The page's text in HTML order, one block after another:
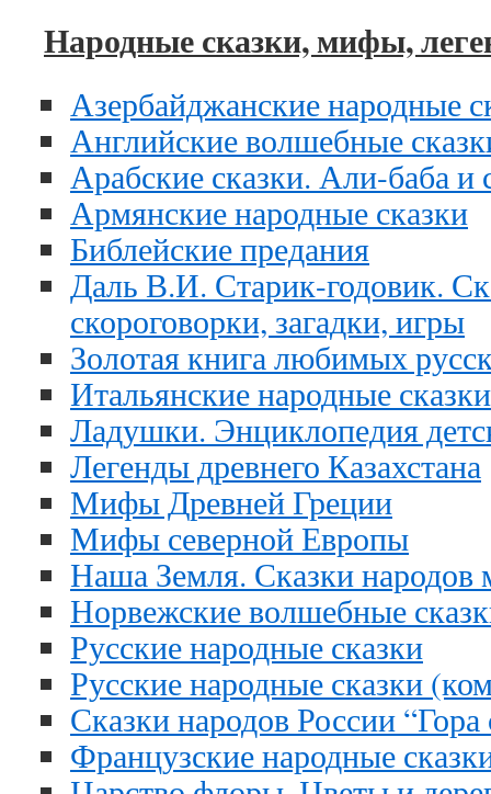
Народные сказки, мифы,
Азербайджанские народные
Английские волшебные
Арабские сказки. Али-баба и
Армянские народные сказки
Библейские предания
Даль В.И. Старик-годовик.
скороговорки, загадки, игры
Золотая книга любимых
Итальянские народные сказки
Ладушки. Энциклопедия
Легенды древнего Казахстана
Мифы Древней Греции
Мифы северной Европы
Наша Земля. Сказки народов
Норвежские волшебные
Русские народные сказки
Русские народные сказки
Сказки народов России “Гора
Французские народные